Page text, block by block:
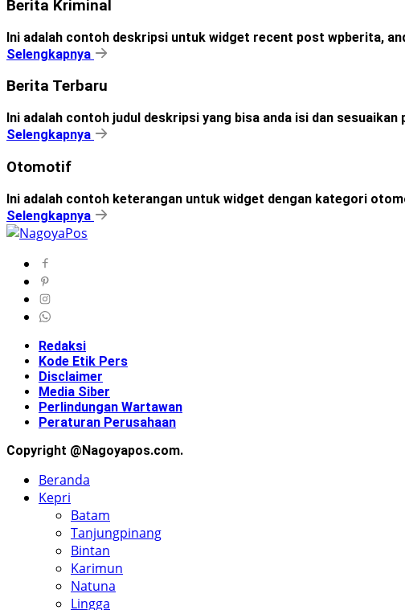
Berita Kriminal
Ini adalah contoh deskripsi untuk widget recent post wpberita,
Selengkapnya
Berita Terbaru
Ini adalah contoh judul deskripsi yang bisa anda isi dan sesuaikan
Selengkapnya
Otomotif
Ini adalah contoh keterangan untuk widget dengan kategori
Selengkapnya
Redaksi
Kode Etik Pers
Disclaimer
Media Siber
Perlindungan Wartawan
Peraturan Perusahaan
Copyright @Nagoyapos.com.
Beranda
Kepri
Batam
Tanjungpinang
Bintan
Karimun
Natuna
Lingga